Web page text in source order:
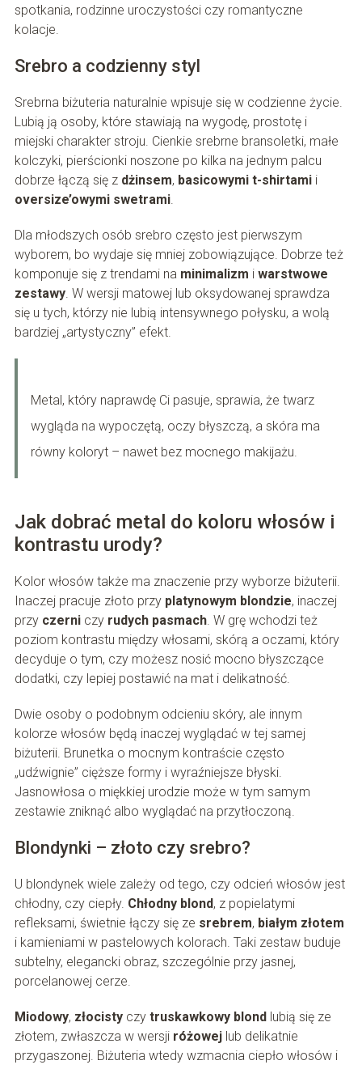
spotkania, rodzinne uroczystości czy romantyczne
kolacje.
Srebro a codzienny styl
Srebrna biżuteria naturalnie wpisuje się w codzienne życie.
Lubią ją osoby, które stawiają na wygodę, prostotę i
miejski charakter stroju. Cienkie srebrne bransoletki, małe
kolczyki, pierścionki noszone po kilka na jednym palcu
dobrze łączą się z dżinsem, basicowymi t-shirtamii
oversize’owymi swetrami.
Dla młodszych osób srebro często jest pierwszym
wyborem, bo wydaje się mniej zobowiązujące. Dobrze też
komponuje się z trendami na minimalizm i warstwowe
zestawy. W wersji matowej lub oksydowanej sprawdza
się u tych, którzy nie lubią intensywnego połysku, a wolą
bardziej „artystyczny” efekt.
Metal, który naprawdę Ci pasuje, sprawia, że twarz
wygląda na wypoczętą, oczy błyszczą, a skóra ma
równy koloryt – nawet bez mocnego makijażu.
Jak dobrać metal do koloru włosów i
kontrastu urody?
Kolor włosów także ma znaczenie przy wyborze biżuterii.
Inaczej pracuje złoto przy platynowym blondzie, inaczej
przy czerniczy rudych pasmach. W grę wchodzi też
poziom kontrastu między włosami, skórą a oczami, który
decyduje o tym, czy możesz nosić mocno błyszczące
dodatki, czy lepiej postawić na mat i delikatność.
Dwie osoby o podobnym odcieniu skóry, ale innym
kolorze włosów będą inaczej wyglądać w tej samej
biżuterii. Brunetka o mocnym kontraście często
„udźwignie” cięższe formy i wyraźniejsze błyski.
Jasnowłosa o miękkiej urodzie może w tym samym
zestawie zniknąć albo wyglądać na przytłoczoną.
Blondynki – złoto czy srebro?
U blondynek wiele zależy od tego, czy odcień włosów jest
chłodny, czy ciepły. Chłodny blond, z popielatymi
refleksami, świetnie łączy się ze srebrem, białym złotem
i kamieniami w pastelowych kolorach. Taki zestaw buduje
subtelny, elegancki obraz, szczególnie przy jasnej,
porcelanowej cerze.
Miodowy, złocistyczy truskawkowy blondlubią się ze
złotem, zwłaszcza w wersji różowejlub delikatnie
przygaszonej. Biżuteria wtedy wzmacnia ciepło włosów i